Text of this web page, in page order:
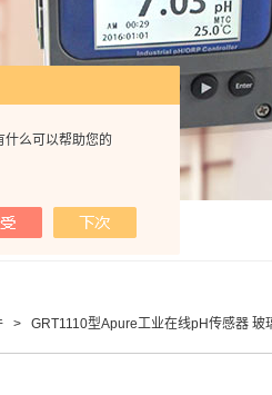
什么可以帮助您的
> GRT1110型Apure工业在线pH传感器 玻